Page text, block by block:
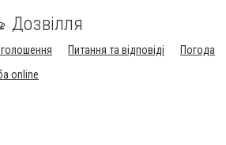
Дозвілля
Питання та відповіді
Погода
online